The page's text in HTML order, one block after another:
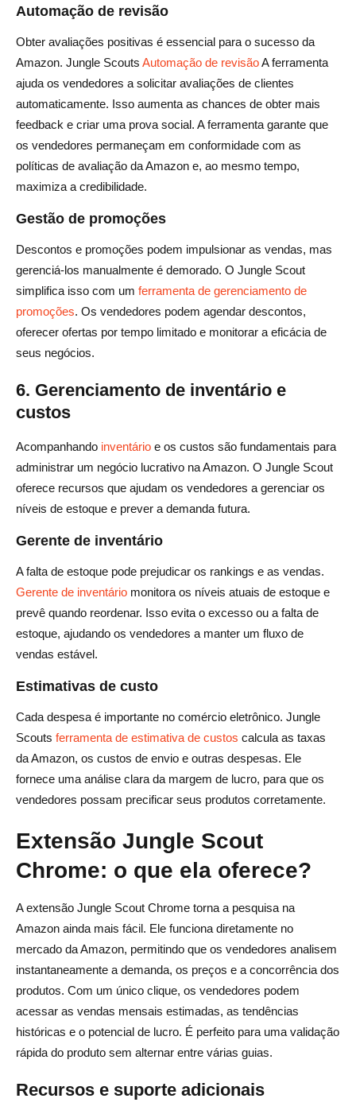
Automação de revisão
Obter avaliações positivas é essencial para o sucesso da
Amazon. Jungle Scouts Automação de revisãoA ferramenta
ajuda os vendedores a solicitar avaliações de clientes
automaticamente. Isso aumenta as chances de obter mais
feedback e criar uma prova social. A ferramenta garante que
os vendedores permaneçam em conformidade com as
políticas de avaliação da Amazon e, ao mesmo tempo,
maximiza a credibilidade.
Gestão de promoções
Descontos e promoções podem impulsionar as vendas, mas
gerenciá-los manualmente é demorado. O Jungle Scout
simplifica isso com um ferramenta de gerenciamento de
promoções. Os vendedores podem agendar descontos,
oferecer ofertas por tempo limitado e monitorar a eficácia de
seus negócios.
6. Gerenciamento de inventário e
custos
Acompanhando inventário e os custos são fundamentais para
administrar um negócio lucrativo na Amazon. O Jungle Scout
oferece recursos que ajudam os vendedores a gerenciar os
níveis de estoque e prever a demanda futura.
Gerente de inventário
A falta de estoque pode prejudicar os rankings e as vendas.
Gerente de inventário monitora os níveis atuais de estoque e
prevê quando reordenar. Isso evita o excesso ou a falta de
estoque, ajudando os vendedores a manter um fluxo de
vendas estável.
Estimativas de custo
Cada despesa é importante no comércio eletrônico. Jungle
Scouts ferramenta de estimativa de custos calcula as taxas
da Amazon, os custos de envio e outras despesas. Ele
fornece uma análise clara da margem de lucro, para que os
vendedores possam precificar seus produtos corretamente.
Extensão Jungle Scout
Chrome: o que ela oferece?
A extensão Jungle Scout Chrome torna a pesquisa na
Amazon ainda mais fácil. Ele funciona diretamente no
mercado da Amazon, permitindo que os vendedores analisem
instantaneamente a demanda, os preços e a concorrência dos
produtos. Com um único clique, os vendedores podem
acessar as vendas mensais estimadas, as tendências
históricas e o potencial de lucro. É perfeito para uma validação
rápida do produto sem alternar entre várias guias.
Recursos e suporte adicionais